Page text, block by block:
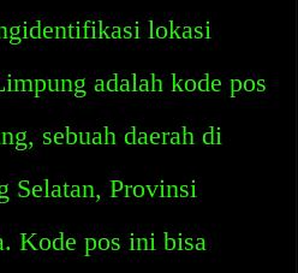
lokasi
adalah kode pos
sebuah daerah di
Selatan, Provinsi
Kode pos ini bisa